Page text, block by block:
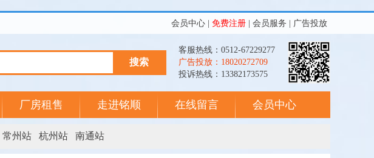
会员中心 免费注册 会员服务 广告投放
客服热线：0512-67229277
广告投放：18020272709
投诉热线：13382173575
厂房租售 走进铭顺 在线留言 会员中心
常州站 杭州站 南通站